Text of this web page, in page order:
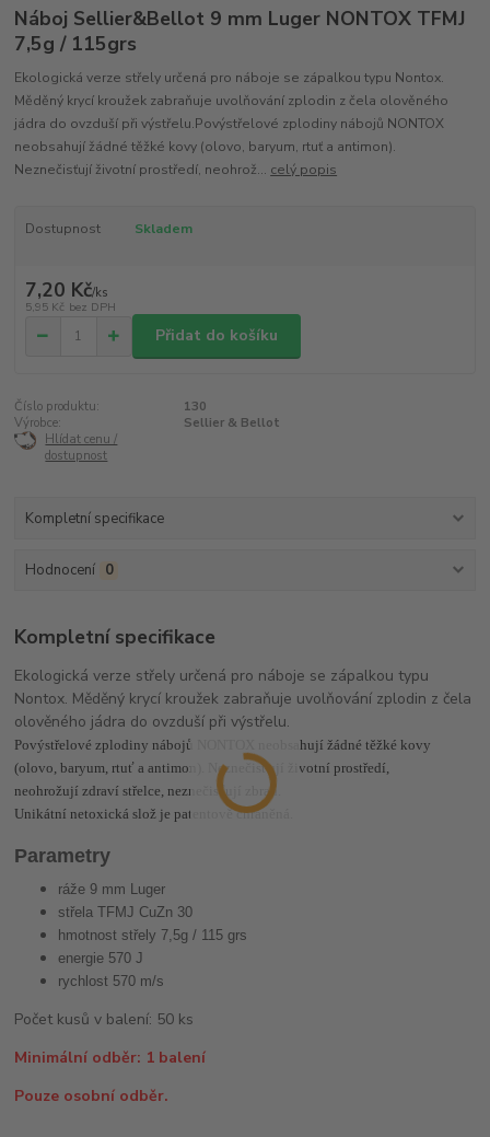
Náboj Sellier&Bellot 9 mm Luger NONTOX TFMJ
7,5g / 115grs
Ekologická verze střely určená pro náboje se zápalkou typu Nontox.
Měděný krycí kroužek zabraňuje uvolňování zplodin z čela olověného
jádra do ovzduší při výstřelu.Povýstřelové zplodiny nábojů NONTOX
neobsahují žádné těžké kovy (olovo, baryum, rtuť a antimon).
Neznečisťují životní prostředí, neohrož... celý popis
Dostupnost Skladem
7,20 Kč/ks
5,95 Kč bez DPH
Přidat do košíku
Číslo produktu:
130
Výrobce:
Sellier & Bellot
Hlídat cenu /
dostupnost
Kompletní specifikace
Hodnocení 0
Kompletní specifikace
Ekologická verze střely určená pro náboje se zápalkou typu
Nontox. Měděný krycí kroužek zabraňuje uvolňování zplodin z čela
olověného jádra do ovzduší při výstřelu.
Povýstřelové zplodiny nábojů NONTOX neobsahují žádné těžké kovy
(olovo, baryum, rtuť a antimon). Neznečisťují životní prostředí,
neohrožují zdraví střelce, neznečisťují zbraň.
Unikátní netoxická slož je patentově chráněná.
Parametry
ráže 9 mm Luger
střela TFMJ CuZn 30
hmotnost střely 7,5g / 115 grs
energie 570 J
rychlost 570 m/s
Počet kusů v balení: 50 ks
Minimální odběr: 1 balení
Pouze osobní odběr.